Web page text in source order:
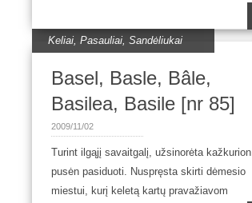
Keliai,Pasauliai,Sandėliukai
Basel, Basle, Bâle,
Basilea, Basile [nr 85]
2009/11/02
Turint ilgąjį savaitgalį, užsinorėta kažkurion
pusėn pasiduoti. Nuspręsta skirti dėmesio
miestui, kurį keletą kartų pravažiavom